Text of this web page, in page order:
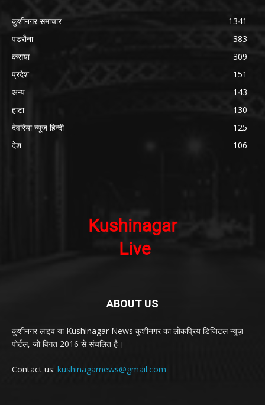
कुशीनगर समाचार
1341
पडरौना
383
कसया
309
प्रदेश
151
अन्य
143
हाटा
130
देवरिया न्यूज़ हिन्दी
125
देश
106
ABOUT US
कुशीनगर लाइव या Kushinagar News कुशीनगर का लोकप्रिय डिजिटल न्यूज़
पोर्टल, जो विगत 2016 से संचलित है।
Contact us: kushinagarnews@gmail.com